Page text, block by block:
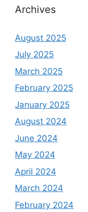
Archives
August 2025
July 2025
March 2025
February 2025
January 2025
August 2024
June 2024
May 2024
April 2024
March 2024
February 2024